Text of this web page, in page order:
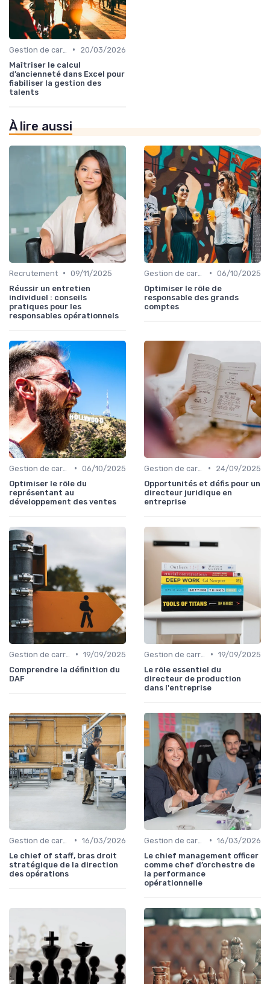
•
20/03/2026
Maîtriser le calcul
d’ancienneté dans Excel pour
fiabiliser la gestion des
talents
À lire aussi
Recrutement • 09/11/2025
Réussir un entretien
individuel : conseils
pratiques pour les
responsables opérationnels
• 06/10/2025
Optimiser le rôle de
responsable des grands
comptes
• 06/10/2025
Optimiser le rôle du
représentant au
développement des ventes
•
24/09/2025
Opportunités et défis pour un
directeur juridique en
entreprise
• 19/09/2025
Comprendre la définition du
DAF
• 19/09/2025
Le rôle essentiel du
directeur de production
dans l'entreprise
• 16/03/2026
Le chief of staff, bras droit
stratégique de la direction
des opérations
• 16/03/2026
Le chief management officer
comme chef d’orchestre de
la performance
opérationnelle